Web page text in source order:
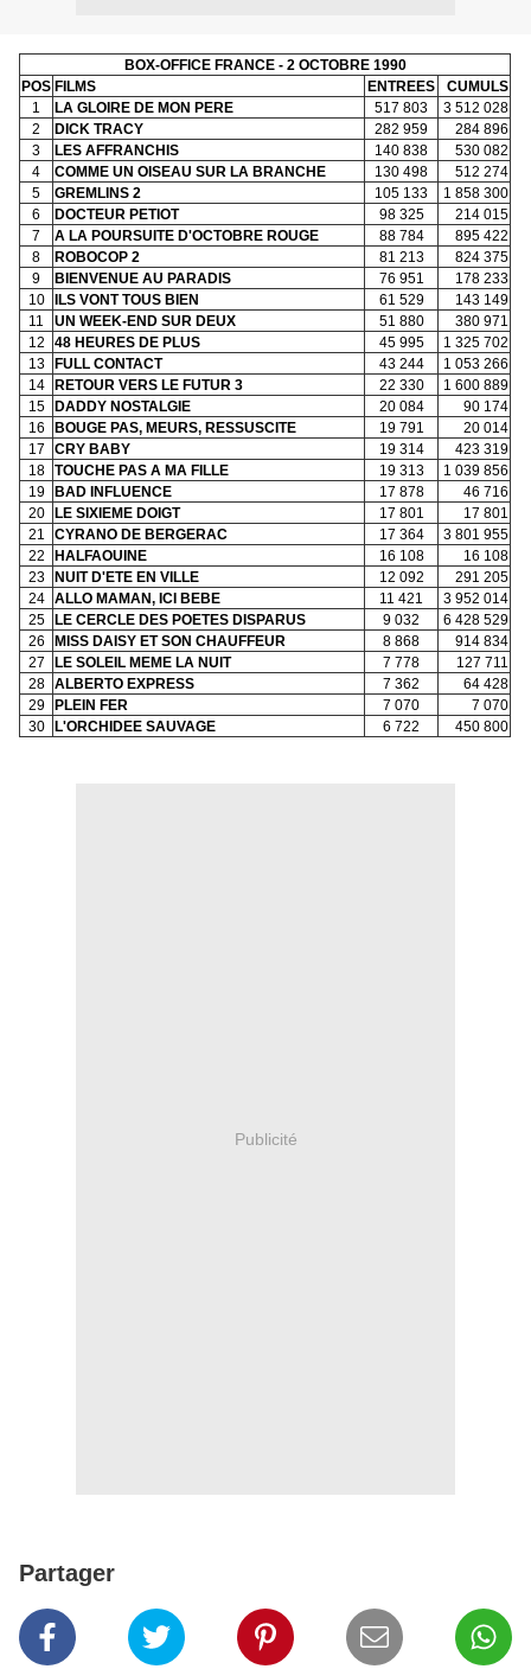
BOX-OFFICE FRANCE - 2 OCTOBRE 1990
POS FILMS ENTREES
CUMULS
1
LA GLOIRE DE MON PERE 517 803
3 512 028
2
DICK TRACY 282 959
284 896
3
LES AFFRANCHIS 140 838
530 082
4
COMME UN OISEAU SUR LA BRANCHE 130 498
512 274
5
GREMLINS 2 105 133
1 858 300
6
DOCTEUR PETIOT 98 325
214 015
7
A LA POURSUITE D'OCTOBRE ROUGE 88 784
895 422
8
ROBOCOP 2 81 213
824 375
9
BIENVENUE AU PARADIS 76 951
178 233
10
ILS VONT TOUS BIEN 61 529
143 149
11
UN WEEK-END SUR DEUX 51 880
380 971
12
48 HEURES DE PLUS 45 995
1 325 702
13
FULL CONTACT 43 244
1 053 266
14
RETOUR VERS LE FUTUR 3 22 330
1 600 889
15
DADDY NOSTALGIE 20 084
90 174
16
BOUGE PAS, MEURS, RESSUSCITE 19 791
20 014
17
CRY BABY 19 314
423 319
18
TOUCHE PAS A MA FILLE 19 313
1 039 856
19
BAD INFLUENCE 17 878
46 716
20
LE SIXIEME DOIGT 17 801
17 801
21
CYRANO DE BERGERAC 17 364
3 801 955
22
HALFAOUINE 16 108
16 108
23
NUIT D'ETE EN VILLE 12 092
291 205
24
ALLO MAMAN, ICI BEBE 11 421
3 952 014
25
LE CERCLE DES POETES DISPARUS 9 032
6 428 529
26
MISS DAISY ET SON CHAUFFEUR 8 868
914 834
27
LE SOLEIL MEME LA NUIT 7 778
127 711
28
ALBERTO EXPRESS 7 362
64 428
29
PLEIN FER 7 070
7 070
30
L'ORCHIDEE SAUVAGE 6 722 450 800
Publicité
Partager